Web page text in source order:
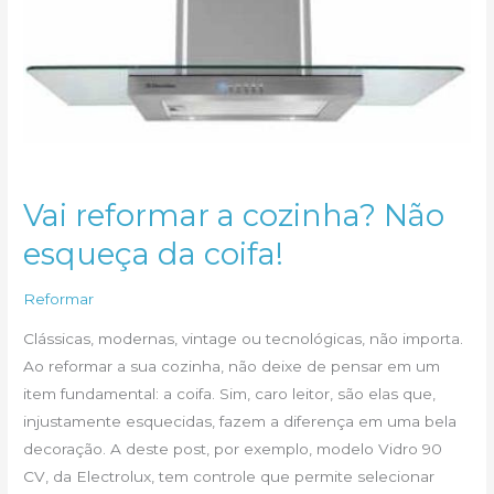
Vai reformar a cozinha? Não
esqueça da coifa!
Reformar
Clássicas, modernas, vintage ou tecnológicas, não importa.
Ao reformar a sua cozinha, não deixe de pensar em um
item fundamental: a coifa. Sim, caro leitor, são elas que,
injustamente esquecidas, fazem a diferença em uma bela
decoração. A deste post, por exemplo, modelo Vidro 90
CV, da Electrolux, tem controle que permite selecionar